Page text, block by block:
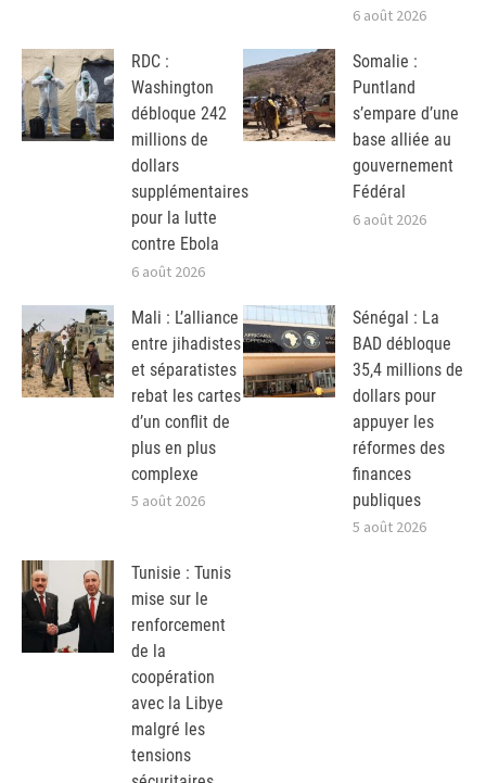
6 août 2026
RDC :
Washington
débloque 242
millions de
dollars
supplémentaires
pour la lutte
contre Ebola
6 août 2026
Somalie :
Puntland
s’empare d’une
base alliée au
gouvernement
Fédéral
6 août 2026
Mali : L’alliance
entre jihadistes
et séparatistes
rebat les cartes
d’un conflit de
plus en plus
complexe
5 août 2026
Sénégal : La
BAD débloque
35,4 millions de
dollars pour
appuyer les
réformes des
finances
publiques
5 août 2026
Tunisie : Tunis
mise sur le
renforcement
de la
coopération
avec la Libye
malgré les
tensions